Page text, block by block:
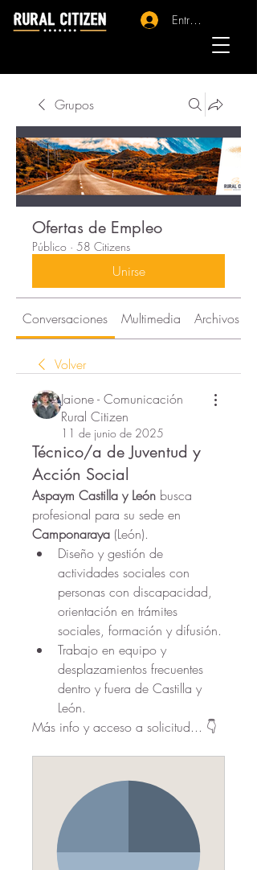
Entrar - Registro
Grupos
Ofertas de Empleo
Público · 58 Citizens
Unirse
Conversaciones Multimedia Archivos
Volver
Jaione - Comunicación
Rural Citizen
11 de junio de 2025
Técnico/a de Juventud y
Acción Social
Aspaym Castilla y León busca
Camponaraya (León).
Diseño y gestión de
actividades sociales con
personas con discapacidad,
orientación en trámites
sociales, formación y difusión.
Trabajo en equipo y
desplazamientos frecuentes
dentro y fuera de Castilla y
León.
Más info y acceso a solicitud... 👇